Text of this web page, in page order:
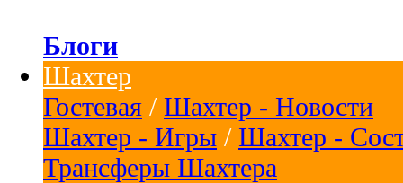
Блоги
Шахтер
Гостевая / Шахтер - Новости
Шахтер - Игры / Шахтер -
Трансферы Шахтера